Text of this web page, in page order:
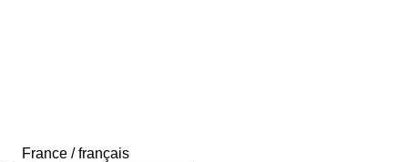
France / français